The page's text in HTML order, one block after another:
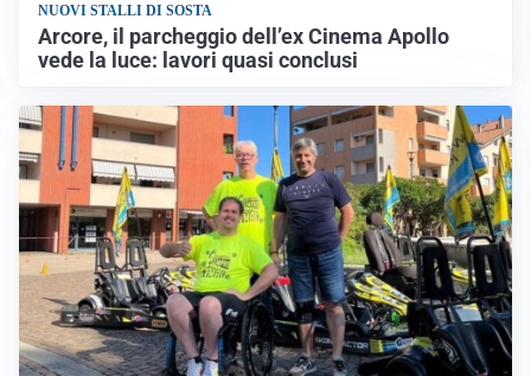
NUOVI STALLI DI SOSTA
Arcore, il parcheggio dell’ex Cinema Apollo
vede la luce: lavori quasi conclusi